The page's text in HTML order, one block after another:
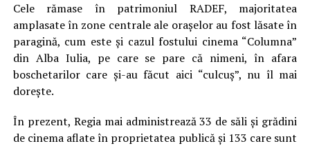
Cele rămase în patrimoniul RADEF, majoritatea
amplasate în zone centrale ale oraşelor au fost lăsate în
paragină, cum este și cazul fostului cinema “Columna”
din Alba Iulia, pe care se pare că nimeni, în afara
boschetarilor care și-au făcut aici “culcuș”, nu îl mai
dorește.
În prezent, Regia mai administrează 33 de săli şi grădini
de cinema aflate în proprietatea publică şi 133 care sunt